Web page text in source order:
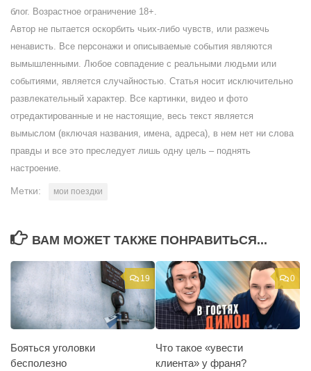
блог. Возрастное ограничение 18+.
Автор не пытается оскорбить чьих-либо чувств, или разжечь
ненависть. Все персонажи и описываемые события являются
вымышленными. Любое совпадение с реальными людьми или
событиями, является случайностью. Статья носит исключительно
развлекательный характер. Все картинки, видео и фото
отредактированные и не настоящие, весь текст является
вымыслом (включая названия, имена, адреса), в нем нет ни слова
правды и все это преследует лишь одну цель – поднять
настроение.
Метки: мои поездки
ВАМ МОЖЕТ ТАКЖЕ ПОНРАВИТЬСЯ...
19
Бояться уголовки
бесполезно
0
Что такое «увести
клиента» у франя?